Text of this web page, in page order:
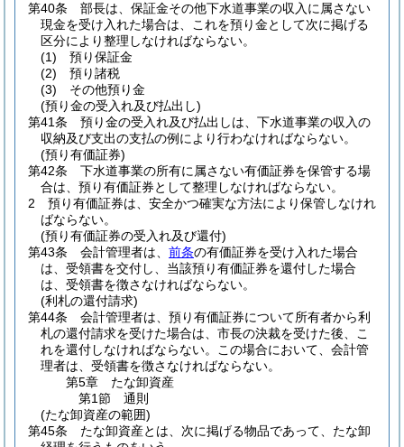
第40条
部長は、保証金その他下水道事業の収入に属さない
現金を受け入れた場合は、これを預り金として次に掲げる
区分により整理しなければならない。
(1)
預り保証金
(2)
預り諸税
(3)
その他預り金
(預り金の受入れ及び払出し)
第41条
預り金の受入れ及び払出しは、下水道事業の収入の
収納及び支出の支払の例により行わなければならない。
(預り有価証券)
第42条
下水道事業の所有に属さない有価証券を保管する場
合は、預り有価証券として整理しなければならない。
2
預り有価証券は、安全かつ確実な方法により保管しなけれ
ばならない。
(預り有価証券の受入れ及び還付)
第43条
会計管理者は、 前条の有価証券を受け入れた場合
は、受領書を交付し、当該預り有価証券を還付した場合
は、受領書を徴さなければならない。
(利札の還付請求)
第44条
会計管理者は、預り有価証券について所有者から利
札の還付請求を受けた場合は、市長の決裁を受けた後、こ
れを還付しなければならない。
この場合において、会計管
理者は、受領書を徴さなければならない。
第5章
たな卸資産
第1節
通則
(たな卸資産の範囲)
第45条
たな卸資産とは、次に掲げる物品であって、たな卸